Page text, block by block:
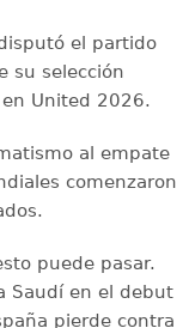
el partido
su selección
United 2026.
al empate
comenzaron
puede pasar.
Saudí en el debut
pierde contra